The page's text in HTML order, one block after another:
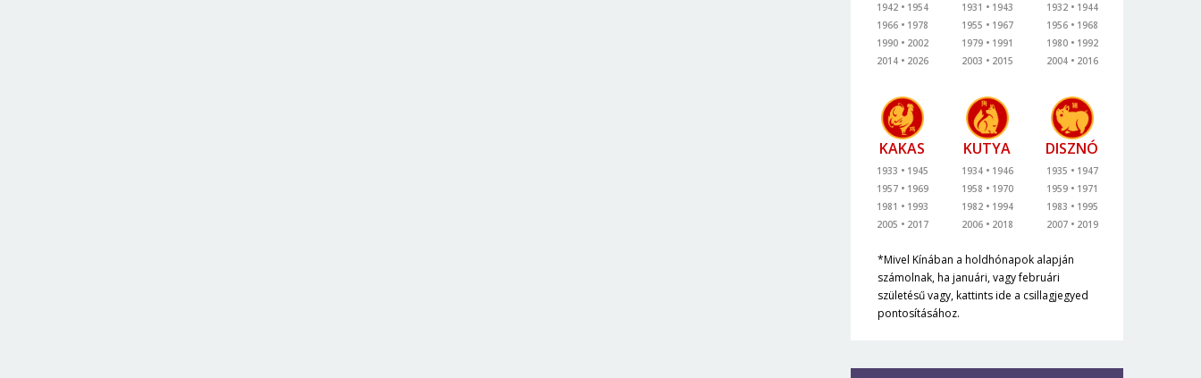
1942
1954
1966
1978
1990
2002
2014
2026
1931
1943
1955
1967
1979
1991
2003
2015
1932
1944
1956
1968
1980
1992
2004
2016
KAKAS
1933
1945
1957
1969
1981
1993
2005
2017
KUTYA
1934
1946
1958
1970
1982
1994
2006
2018
DISZNÓ
1935
1947
1959
1971
1983
1995
2007
2019
*Mivel Kínában a holdhónapok alapján
számolnak, ha januári, vagy februári
születésű vagy, kattints ide a csillagjegyed
pontosításához.